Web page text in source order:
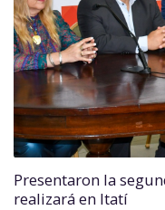
Presentaron la
realizará en Itatí